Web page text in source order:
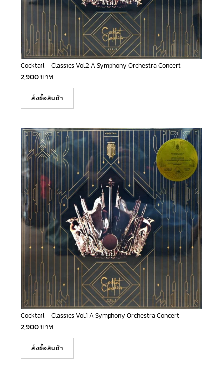
Cocktail – Classics Vol.2 A Symphony Orchestra Concert
2,900บาท
สั่งซื้อสินค้า
Cocktail – Classics Vol.1 A Symphony Orchestra Concert
2,900บาท
สั่งซื้อสินค้า